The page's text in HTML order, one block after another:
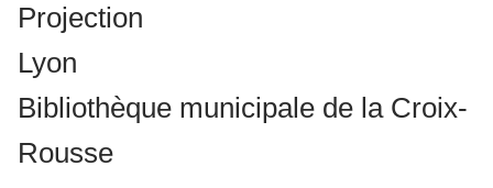
Projection
Lyon
Bibliothèque municipale de la Croix-
Rousse